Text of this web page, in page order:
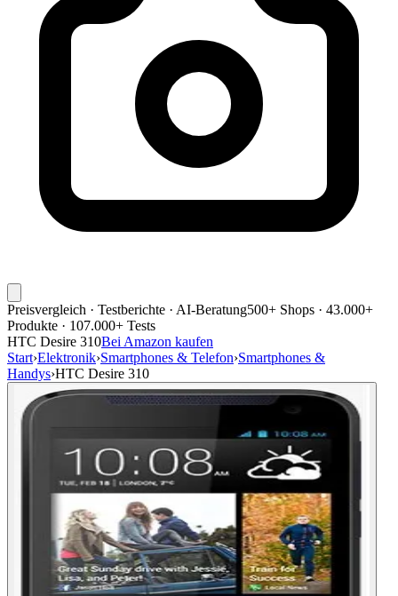
Preisvergleich · Testberichte · AI-Beratung500+ Shops · 43.000+
Produkte · 107.000+ Tests
HTC Desire 310Bei Amazon kaufen
Start›Elektronik›Smartphones & Telefon›Smartphones &
Handys›HTC Desire 310